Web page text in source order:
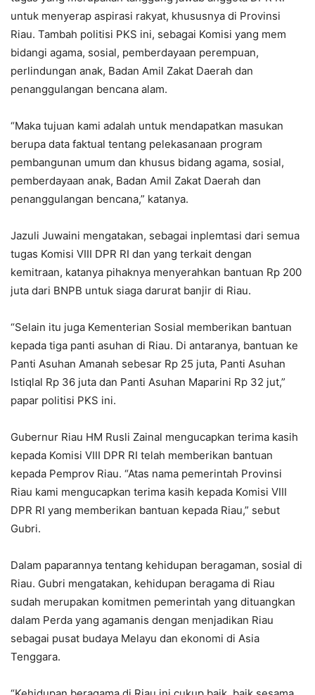
untuk menyerap aspirasi rakyat, khususnya di Provinsi
Riau. Tambah politisi PKS ini, sebagai Komisi yang mem
bidangi agama, sosial, pemberdayaan perempuan,
perlindungan anak, Badan Amil Zakat Daerah dan
penanggulangan bencana alam.
“Maka tujuan kami adalah untuk mendapatkan masukan
berupa data faktual tentang pelekasanaan program
pembangunan umum dan khusus bidang agama, sosial,
pemberdayaan anak, Badan Amil Zakat Daerah dan
penanggulangan bencana,” katanya.
Jazuli Juwaini mengatakan, sebagai inplemtasi dari semua
tugas Komisi VIII DPR RI dan yang terkait dengan
kemitraan, katanya pihaknya menyerahkan bantuan Rp 200
juta dari BNPB untuk siaga darurat banjir di Riau.
“Selain itu juga Kementerian Sosial memberikan bantuan
kepada tiga panti asuhan di Riau. Di antaranya, bantuan ke
Panti Asuhan Amanah sebesar Rp 25 juta, Panti Asuhan
Istiqlal Rp 36 juta dan Panti Asuhan Maparini Rp 32 jut,”
papar politisi PKS ini.
Gubernur Riau HM Rusli Zainal mengucapkan terima kasih
kepada Komisi VIII DPR RI telah memberikan bantuan
kepada Pemprov Riau. “Atas nama pemerintah Provinsi
Riau kami mengucapkan terima kasih kepada Komisi VIII
DPR RI yang memberikan bantuan kepada Riau,” sebut
Gubri.
Dalam paparannya tentang kehidupan beragaman, sosial di
Riau. Gubri mengatakan, kehidupan beragama di Riau
sudah merupakan komitmen pemerintah yang dituangkan
dalam Perda yang agamanis dengan menjadikan Riau
sebagai pusat budaya Melayu dan ekonomi di Asia
Tenggara.